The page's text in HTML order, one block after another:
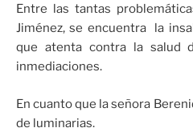
Entre las tantas
Jiménez, se encuentra la
que atenta contra la salud
inmediaciones.
En cuanto que la señora
de luminarias.